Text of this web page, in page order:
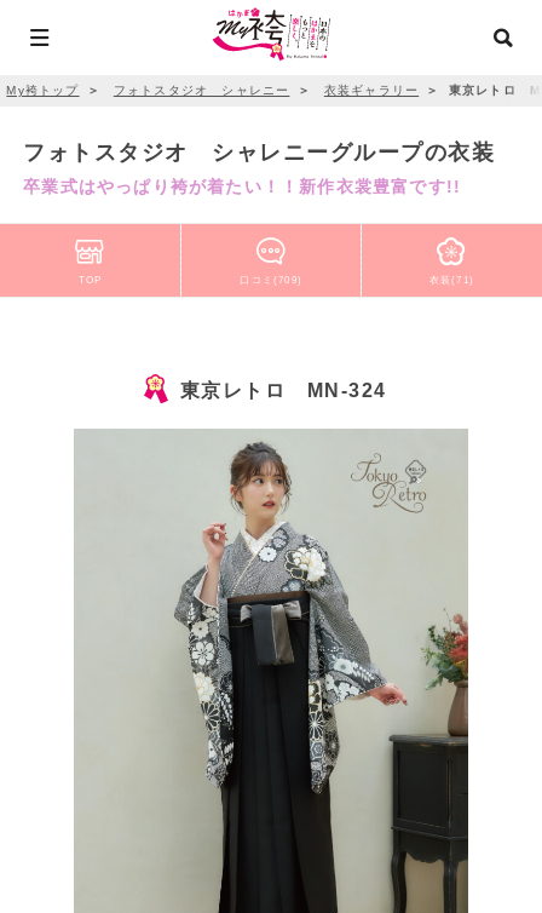
My袴トップ ＞ フォトスタジオ シャレニー ＞ 衣装ギャラリー ＞ 東京レトロ
フォトスタジオ シャレニーグループの衣装
卒業式はやっぱり袴が着たい！！新作衣裳豊富です!!
TOP 口コミ(709) 衣装(71)
東京レトロ MN-324